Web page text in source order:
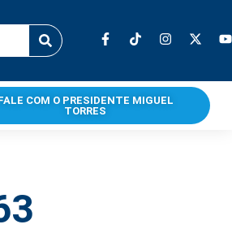
COM O PRESIDENTE MIGUEL
TORRES